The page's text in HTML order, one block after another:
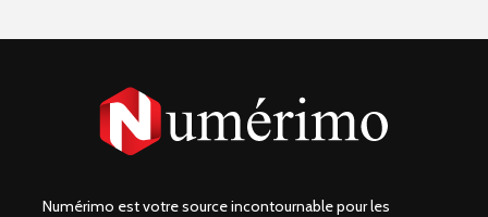
Numérimo est votre source incontournable pour les